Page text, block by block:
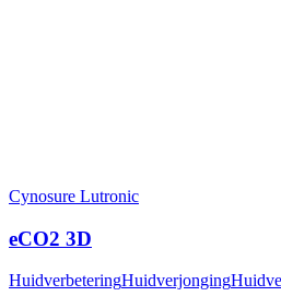
Cynosure Lutronic
eCO2 3D
HuidverbeteringHuidverjonging